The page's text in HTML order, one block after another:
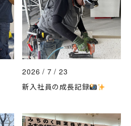
2026 / 7 / 23
新入社員の成長記録